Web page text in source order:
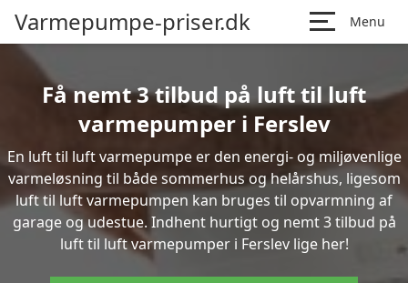
Varmepumpe-priser.dk Menu
Få nemt 3 tilbud på luft til luft
varmepumper i Ferslev
En luft til luft varmepumpe er den energi- og miljøvenlige
varmeløsning til både sommerhus og helårshus, ligesom
luft til luft varmepumpen kan bruges til opvarmning af
garage og udestue. Indhent hurtigt og nemt 3 tilbud på
luft til luft varmepumper i Ferslev lige her!